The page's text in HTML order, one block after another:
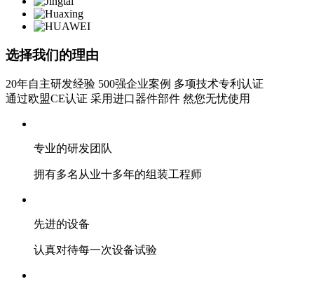
选择我们的理由
20年自主研发经验 500强企业案例 多项技术专利认证
通过欧盟CE认证 采用进口器件部件 然您无忧使用
专业的研发团队
拥有多名从业十多年的组装工程师
先进的设备
认真对待每一次设备试验